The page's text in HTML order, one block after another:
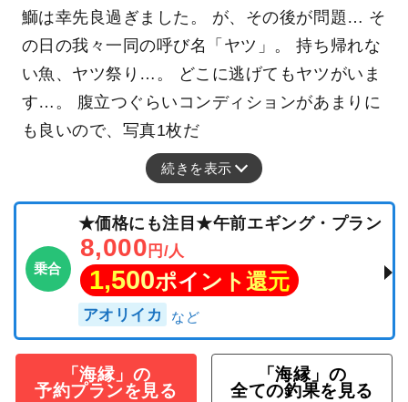
鰤は幸先良過ぎました。 が、その後が問題… そ
の日の我々一同の呼び名「ヤツ」。 持ち帰れな
い魚、ヤツ祭り…。 どこに逃げてもヤツがいま
す…。 腹立つぐらいコンディションがあまりに
も良いので、写真1枚だ
続きを表示
乗合
★価格にも注目★午前エギング・プラン
8,000 円/人
1,500ポイント還元
アオリイカ
「海縁」の
予約プランを見る
「海縁」の
全ての釣果を見る